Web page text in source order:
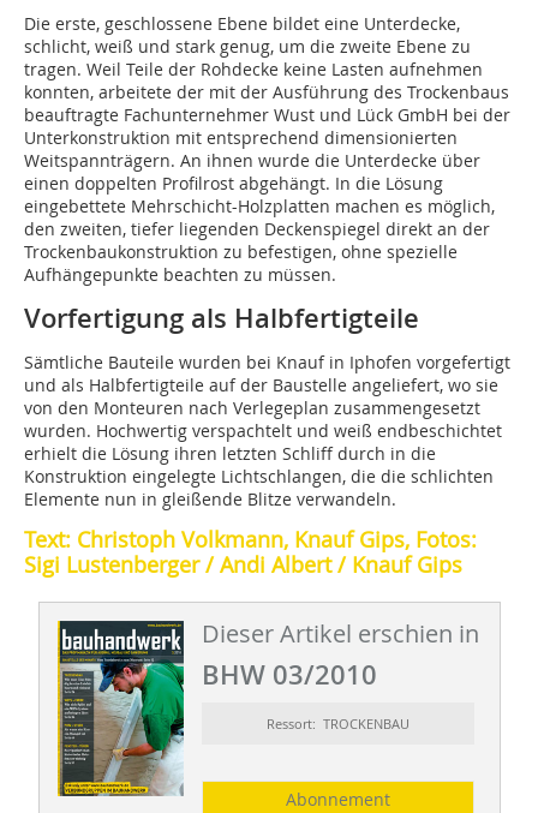
Die erste, geschlossene Ebene bildet eine Unterdecke,
schlicht, weiß und stark genug, um die zweite Ebene zu
tragen. Weil Teile der Rohdecke keine Lasten aufnehmen
konnten, arbeitete der mit der Ausführung des Trockenbaus
beauftragte Fachunternehmer Wust und Lück GmbH bei der
Unterkonstruktion mit entsprechend dimensionierten
Weitspannträgern. An ihnen wurde die Unterdecke über
einen doppelten Profilrost abgehängt. In die Lösung
eingebettete Mehrschicht-Holzplatten machen es möglich,
den zweiten, tiefer liegenden Deckenspiegel direkt an der
Trockenbaukonstruktion zu befestigen, ohne spezielle
Aufhängepunkte beachten zu müssen.
Vorfertigung als Halbfertigteile
Sämtliche Bauteile wurden bei Knauf in Iphofen vorgefertigt
und als Halbfertigteile auf der Baustelle angeliefert, wo sie
von den Monteuren nach Verlegeplan zusammengesetzt
wurden. Hochwertig verspachtelt und weiß endbeschichtet
erhielt die Lösung ihren letzten Schliff durch in die
Konstruktion eingelegte Lichtschlangen, die die schlichten
Elemente nun in gleißende Blitze verwandeln.
Text: Christoph Volkmann, Knauf Gips, Fotos:
Sigi Lustenberger / Andi Albert / Knauf Gips
Dieser Artikel erschien in
BHW 03/2010
Ressort: TROCKENBAU
Abonnement